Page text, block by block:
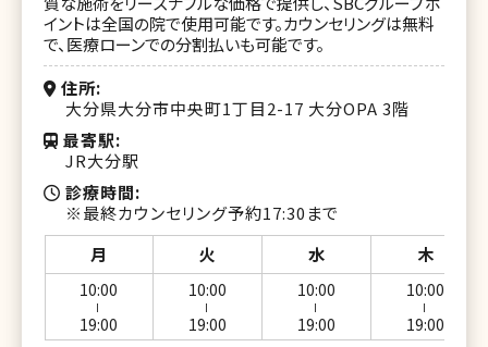
イントは全国の院で使用可能です。カウンセリングは無料
で、医療ローンでの分割払いも可能です。
住所
大分県大分市中央町1丁目2-17 大分OPA 3階
最寄駅
JR大分駅
診療時間
※最終カウンセリング予約17:30まで
月
火 水 木
10:00
19:00
10:00
19:00
10:00
19:00
10:00
19:00